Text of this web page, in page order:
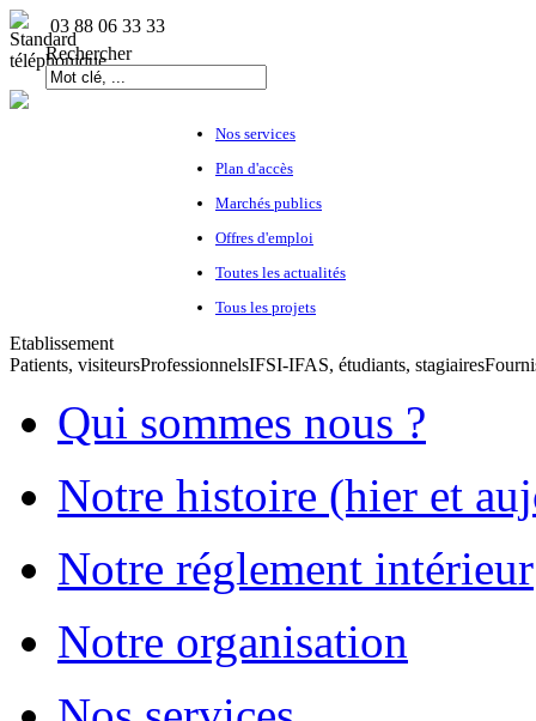
03 88 06 33 33
Rechercher
Nos services
Plan d'accès
Marchés publics
Offres d'emploi
Toutes les actualités
Tous les projets
Etablissement
Patients, visiteursProfessionnelsIFSI-IFAS, étudiants, stagiaires
Qui sommes nous ?
Notre histoire (hier et
Notre réglement intérieur
Notre organisation